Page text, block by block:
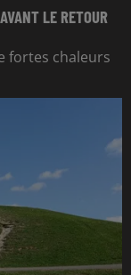
LE RETOUR
fortes chaleurs